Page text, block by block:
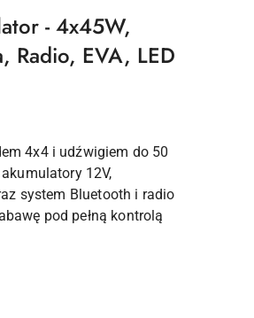
- 4x45W,
Radio, EVA, LED
4x4 i udźwigiem do 50
12V,
system Bluetooth i radio
pod pełną kontrolą